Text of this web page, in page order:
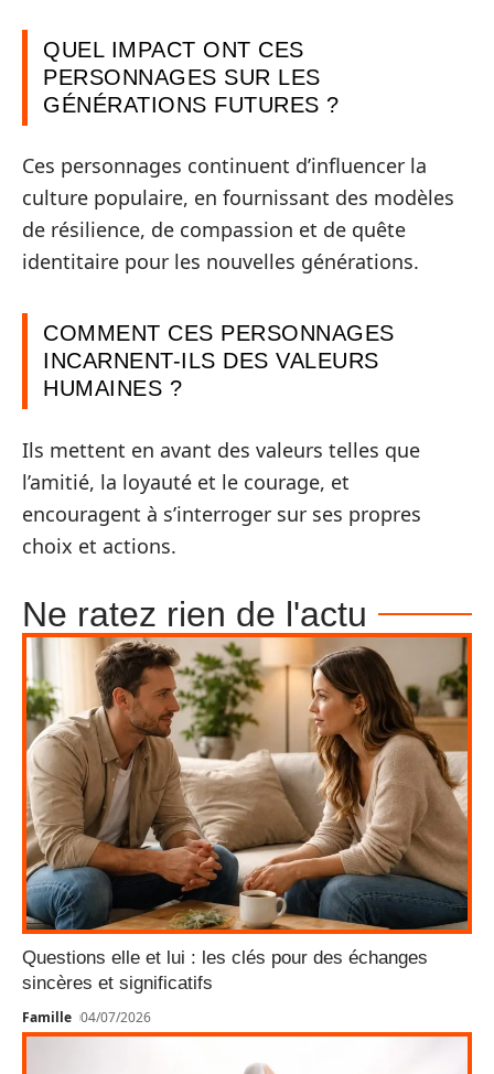
QUEL IMPACT ONT CES
PERSONNAGES SUR LES
GÉNÉRATIONS FUTURES ?
Ces personnages continuent d’influencer la
culture populaire, en fournissant des modèles
de résilience, de compassion et de quête
identitaire pour les nouvelles générations.
COMMENT CES PERSONNAGES
INCARNENT-ILS DES VALEURS
HUMAINES ?
Ils mettent en avant des valeurs telles que
l’amitié, la loyauté et le courage, et
encouragent à s’interroger sur ses propres
choix et actions.
Ne ratez rien de l'actu
Questions elle et lui : les clés pour des échanges
sincères et significatifs
Famille 04/07/2026